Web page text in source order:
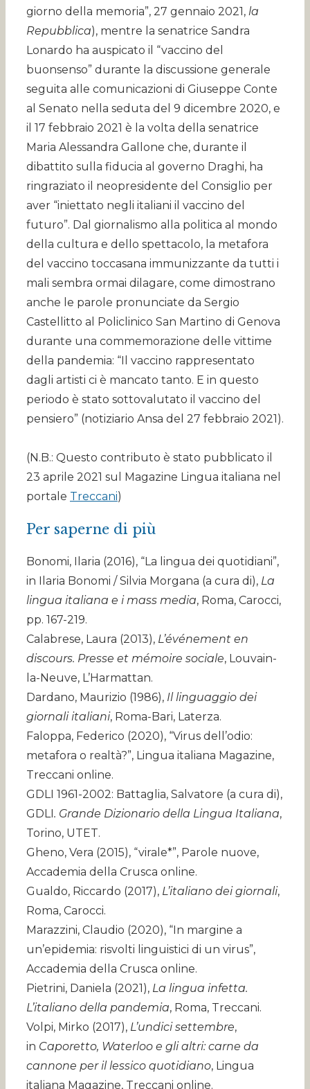
giorno della memoria”, 27 gennaio 2021, la
Repubblica), mentre la senatrice Sandra
Lonardo ha auspicato il “vaccino del
buonsenso” durante la discussione generale
seguita alle comunicazioni di Giuseppe Conte
al Senato nella seduta del 9 dicembre 2020, e
il 17 febbraio 2021 è la volta della senatrice
Maria Alessandra Gallone che, durante il
dibattito sulla fiducia al governo Draghi, ha
ringraziato il neopresidente del Consiglio per
aver “iniettato negli italiani il vaccino del
futuro”. Dal giornalismo alla politica al mondo
della cultura e dello spettacolo, la metafora
del vaccino toccasana immunizzante da tutti i
mali sembra ormai dilagare, come dimostrano
anche le parole pronunciate da Sergio
Castellitto al Policlinico San Martino di Genova
durante una commemorazione delle vittime
della pandemia: “Il vaccino rappresentato
dagli artisti ci è mancato tanto. E in questo
periodo è stato sottovalutato il vaccino del
pensiero” (notiziario Ansa del 27 febbraio 2021).
(N.B.: Questo contributo è stato pubblicato il
23 aprile 2021 sul Magazine Lingua italiana nel
portale Treccani)
Per saperne di più
Bonomi, Ilaria (2016), “La lingua dei quotidiani”,
in Ilaria Bonomi / Silvia Morgana (a cura di), La
lingua italiana e i mass media, Roma, Carocci,
pp. 167-219.
Calabrese, Laura (2013), L’événement en
discours. Presse et mémoire sociale, Louvain-
la-Neuve, L’Harmattan.
Dardano, Maurizio (1986), Il linguaggio dei
giornali italiani, Roma-Bari, Laterza.
Faloppa, Federico (2020), “Virus dell’odio:
metafora o realtà?”, Lingua italiana Magazine,
Treccani online.
GDLI 1961-2002: Battaglia, Salvatore (a cura di),
GDLI. Grande Dizionario della Lingua Italiana,
Torino, UTET.
Gheno, Vera (2015), “virale*”, Parole nuove,
Accademia della Crusca online.
Gualdo, Riccardo (2017), L’italiano dei giornali,
Roma, Carocci.
Marazzini, Claudio (2020), “In margine a
un’epidemia: risvolti linguistici di un virus”,
Accademia della Crusca online.
Pietrini, Daniela (2021), La lingua infetta.
L’italiano della pandemia, Roma, Treccani.
Volpi, Mirko (2017), L’undici settembre,
in Caporetto, Waterloo e gli altri: carne da
cannone per il lessico quotidiano, Lingua
italiana Magazine, Treccani online.